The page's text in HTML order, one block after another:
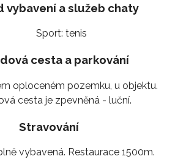
vybavení a služeb chaty
Sport: tenis
cesta a parkování
oploceném pozemku, u objektu.
cesta je zpevněná - luční.
Stravování
vybavená. Restaurace 1500m.